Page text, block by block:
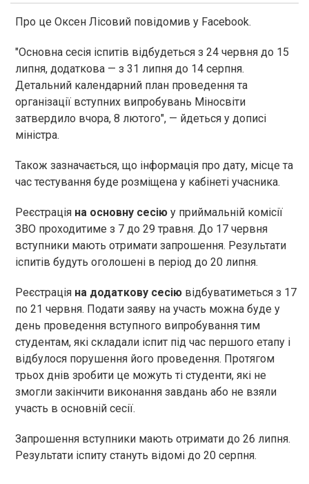
Про це Оксен Лісовий повідомив у Facebook.
"Основна сесія іспитів відбудеться з 24 червня до 15
липня, додаткова — з 31 липня до 14 серпня.
Детальний календарний план проведення та
організації вступних випробувань Міносвіти
затвердило вчора, 8 лютого", — йдеться у дописі
міністра.
Також зазначається, що інформація про дату, місце та
час тестування буде розміщена у кабінеті учасника.
Реєстрація на основну сесію у приймальній комісії
ЗВО проходитиме з 7 до 29 травня. До 17 червня
вступники мають отримати запрошення. Результати
іспитів будуть оголошені в період до 20 липня.
Реєстрація на додаткову сесію відбуватиметься з 17
по 21 червня. Подати заяву на участь можна буде у
день проведення вступного випробування тим
студентам, які складали іспит під час першого етапу і
відбулося порушення його проведення. Протягом
трьох днів зробити це можуть ті студенти, які не
змогли закінчити виконання завдань або не взяли
участь в основній сесії.
Запрошення вступники мають отримати до 26 липня.
Результати іспиту стануть відомі до 20 серпня.